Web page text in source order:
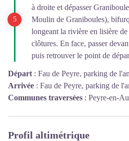
à droite et dépasser
Moulin de Graniboules),
longeant la rivière en lisière
clôtures. En face, passer
puis retrouver le point de
Départ : Fau de Peyre, parking de
Arrivée : Fau de Peyre, parking de
Communes traversées : Peyre-en-
Profil altimétrique